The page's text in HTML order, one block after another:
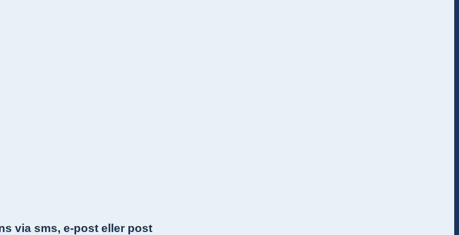
via sms, e-post eller post